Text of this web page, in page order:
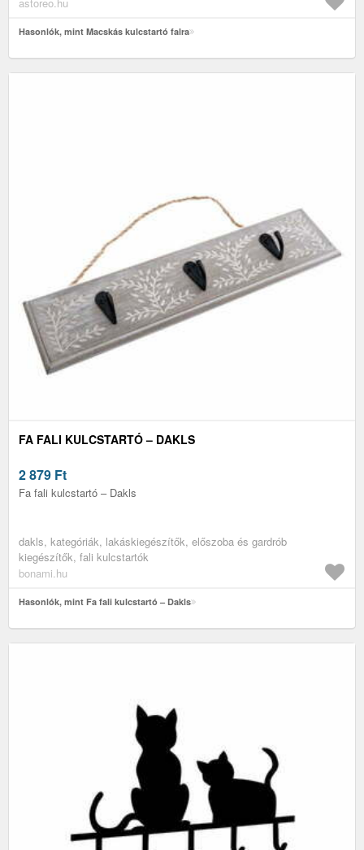
Hasonlók, mint Macskás kulcstartó falra
FA FALI KULCSTARTÓ – DAKLS
2 879 Ft
Fa fali kulcstartó – Dakls
dakls, kategóriák, lakáskiegészítők, előszoba és gardrób
kiegészítők, fali kulcstartók
bonami.hu
Hasonlók, mint Fa fali kulcstartó – Dakls